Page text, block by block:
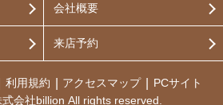
会社概要
来店予約
利用規約 アクセスマップ
PCサイト
会社billion All rights reserved.